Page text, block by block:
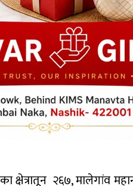
क्षेत्रातून २६७, मालेगांव